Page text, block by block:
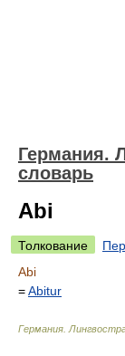
Германия.
словарь
Abi
Толкование
Abi
=Abitur
Германия.